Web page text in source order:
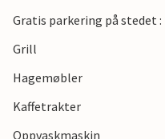
Gratis parkering på stedet
Grill
Hagemøbler
Kaffetrakter
Oppvaskmaskin